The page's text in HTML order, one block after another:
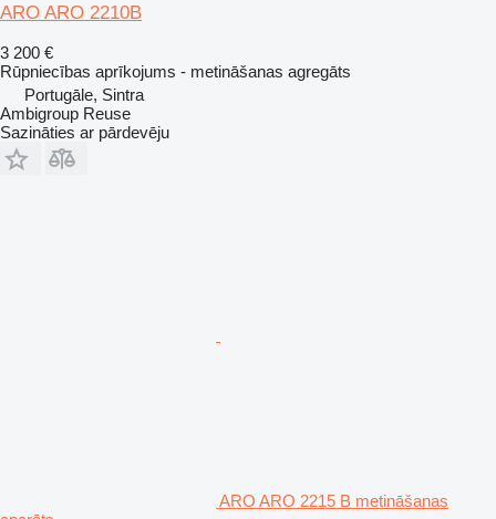
ARO ARO 2210B
3 200 €
Rūpniecības aprīkojums - metināšanas agregāts
Portugāle, Sintra
Ambigroup Reuse
Sazināties ar pārdevēju
ARO ARO 2215 B metināšanas